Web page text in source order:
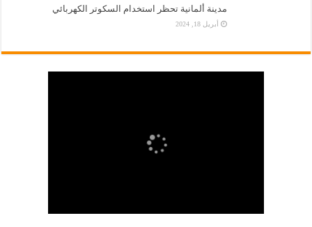
مدينة ألمانية تحظر استخدام السكوتر الكهربائي
أبريل 18, 2024